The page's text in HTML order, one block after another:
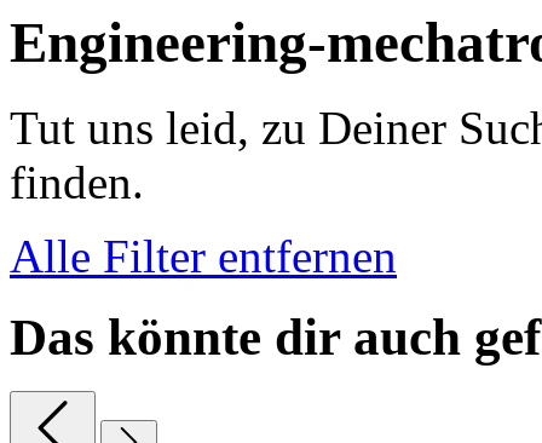
Engineering-
Tut uns leid, zu Deiner
finden.
Alle Filter entfernen
Das könnte dir auch